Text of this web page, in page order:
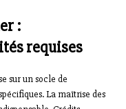
:
requises
sur un socle de
La maîtrise des